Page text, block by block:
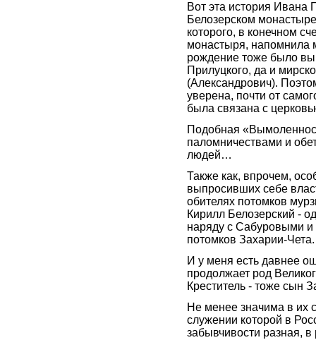
Вот эта история Ивана
Белозерском
которого, в конечном
монастыря, напомнила
рождение тоже было
Прилуцкого, да и
(Александрович).
уверена, почти от
была связана с
Подобная
паломничествами и
людей…
Также как, впрочем,
выпросивших себе
обителях потомков
Кирилл Белозерский -
наряду с Сабуровыми и
потомков Захарии-Чета.
И у меня есть давнее
продолжает род
Креститель - тоже сын
Не менее значима в их
служении которой в
забывчивости разная,